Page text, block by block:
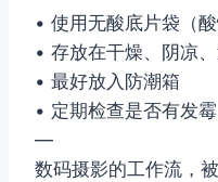
• 使用无酸底片袋（
• 存放在干燥、阴凉
• 最好放入防潮箱
• 定期检查是否有发
—
数码摄影的工作流，